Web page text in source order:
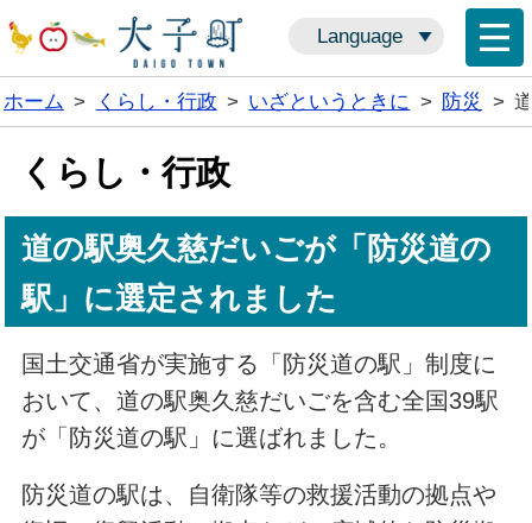
Language
ホーム > くらし・行政 > いざというときに > 防災 >
くらし・行政
道の駅奥久慈だいごが「防災道の
駅」に選定されました
国土交通省が実施する「防災道の駅」制度に
おいて、道の駅奥久慈だいごを含む全国39駅
が「防災道の駅」に選ばれました。
防災道の駅は、自衛隊等の救援活動の拠点や